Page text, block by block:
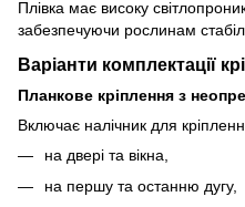
Плівка має високу
забезпечуючи рослинам
Варіанти комплектації
Планкове кріплення з
Включає налічник для
на двері та вікна,
на першу та останню дугу,